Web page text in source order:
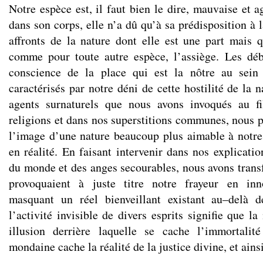
Notre espèce est, il faut bien le dire, mauvaise et
dans son corps, elle n’a dû qu’à sa prédisposition
affronts de la nature dont elle est une part mais
comme pour toute autre espèce, l’assiège. Les
conscience de la place qui est la nôtre au
caractérisés par notre déni de cette hostilité de la
agents surnaturels que nous avons invoqués au
religions et dans nos superstitions communes, nous
l’image d’une nature beaucoup plus aimable à
en réalité. En faisant intervenir dans nos
du monde et des anges secourables, nous avons
provoquaient à juste titre notre frayeur en
masquant un réel bienveillant existant au–delà
l’activité invisible de divers esprits signifie que la
illusion derrière laquelle se cache
mondaine cache la réalité de la justice divine, et